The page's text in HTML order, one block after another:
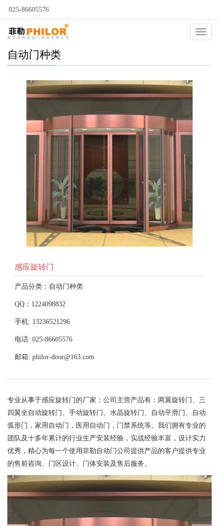
025-86605576
自动门种类
感应旋转门
产品分类：自动门种类
QQ：1224098832
手机: 13236521296
电话: 025-86605576
邮箱: philor-door@163.com
专业从事于感应旋转门的厂家：公司主营产品有：两翼旋转门、三
四翼全自动旋转门、手动旋转门、水晶旋转门、自动平滑门、自动
弧形门，家用自动门，医用自动门，门禁系统等。我们拥有专业的
团队及十多年累计的行业生产安装经验，实战经验丰富，设计实力
优秀，精心为每一个使用菲勒自动门公司提供产品的客户提供专业
的售前咨询、门区设计、门体安装及售后服务。